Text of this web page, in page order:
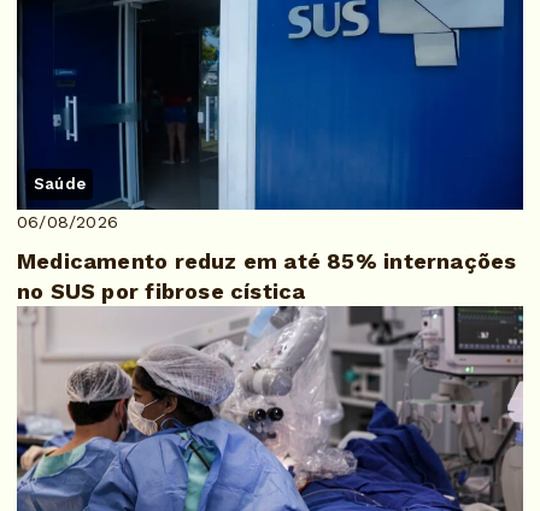
Saúde
06/08/2026
Medicamento reduz em até 85% internações
no SUS por fibrose cística